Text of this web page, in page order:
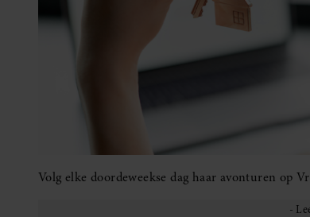
Volg elke doordeweekse dag haar avonturen op